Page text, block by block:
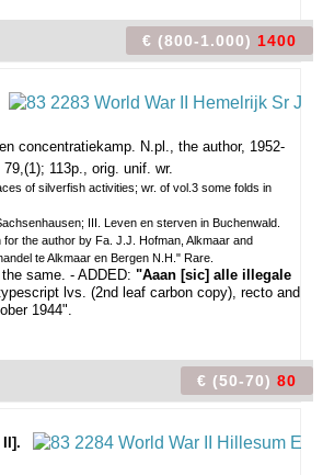
€ (800-1.000) 1400
concentratiekamp. N.pl., the author, 1952-
113p., orig. unif. wr.
of silverfish activities; wr. of vol.3 some folds in
III. Leven en sterven in Buchenwald.
for the author by Fa. J.J. Hofman, Alkmaar and
te Alkmaar en Bergen N.H." Rare.
same. - ADDED: "Aaan [sic] alle illegale
lvs. (2nd leaf carbon copy), recto and
1944".
€ (50-70) 80
II].